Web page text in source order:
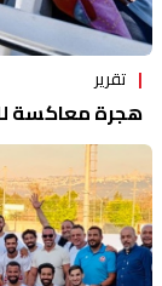
تقرير
هجرة معاكسة